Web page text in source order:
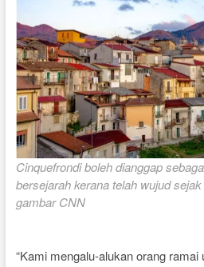
Cinquefrondi boleh dianggap
bersejarah kerana telah wujud
gambar CNN
“Kami mengalu-alukan orang ramai